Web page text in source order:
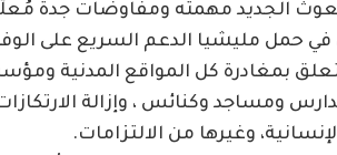
الجديد مهمته ومفاوضات جدة
يتعلق بمغادرة كل المواقع
ومساجد وكنائس ، وإزالة
وغيرها من الالتزامات.